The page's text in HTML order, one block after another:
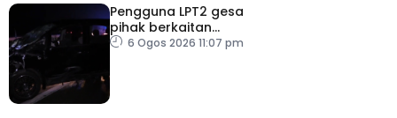
Pengguna LPT2 gesa
pihak berkaitan
pertingkat keselamatan
6 Ogos 2026 11:07 pm